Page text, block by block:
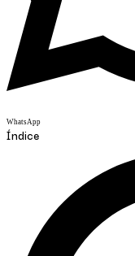
WhatsApp
Índice